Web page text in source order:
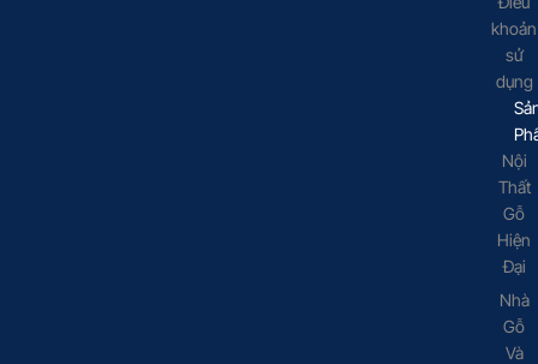
khoản
sử
dụng
Nội
Thất
Gỗ
Hiện
Đại
Nhà
Gỗ
Và